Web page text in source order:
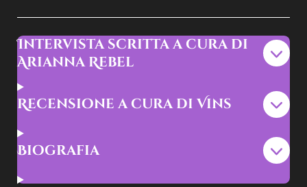
Intervista scritta a cura di
Arianna Rebel
Recensione a cura di Vins
Biografia